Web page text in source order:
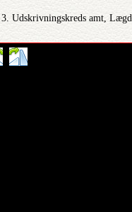
3. Udskrivningskreds amt,